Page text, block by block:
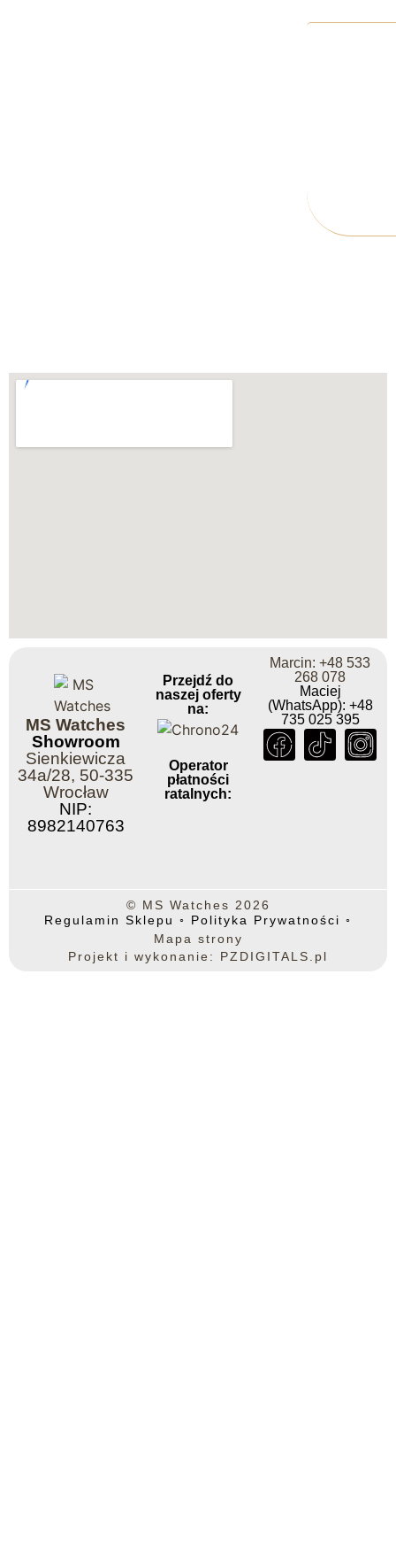
MS Watches
Showroom
Sienkiewicza
34a/28, 50-335
Wrocław
NIP:
8982140763
Przejdź do
naszej oferty
na:
Operator
płatności
ratalnych:
Marcin: +48 533
268 078
Maciej
(WhatsApp): +48
735 025 395
© MS Watches 2026
Regulamin Sklepu ◦ Polityka Prywatności ◦
Mapa strony
Projekt i wykonanie: PZDIGITALS.pl